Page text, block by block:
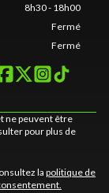
8h30 - 18h00
Fermé
Fermé
ne peuvent être
pour plus de
la politique de